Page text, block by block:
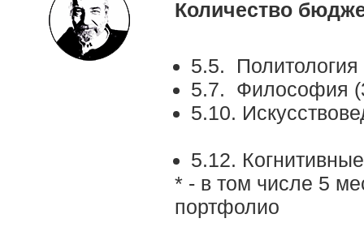
5.5. Политология
5.7. Философия
5.10.
5.12.
* - в том числе 5
портфолио